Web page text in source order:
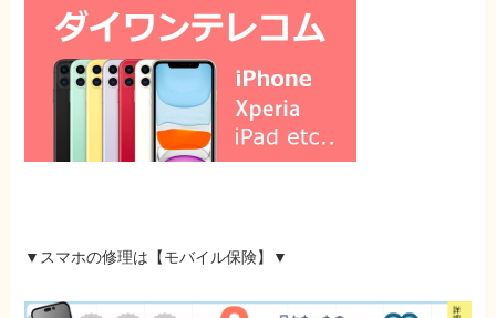
▼スマホの修理は 【モバイル保険】 ▼